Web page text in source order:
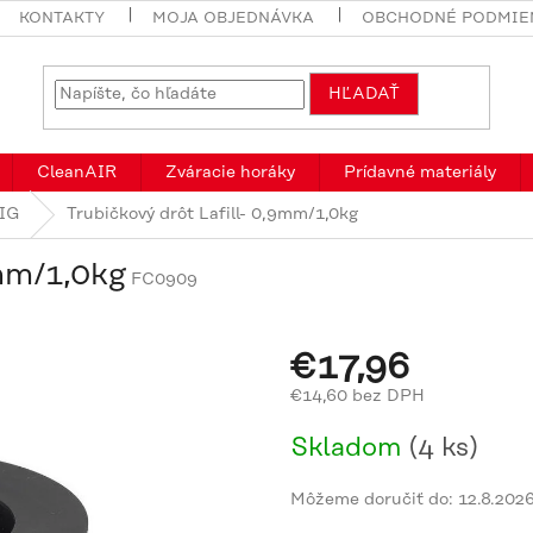
KONTAKTY MOJA OBJEDNÁVKA OBCHODNÉ
HĽADAŤ
CleanAIR Zváracie horáky Prídavné materiály
Trubičkový drôt Lafill- 0,9mm/1,0kg
1,0kg FC0909
€17,96
€14,60 bez DPH
cena:
Skladom (4 ks)
Môžeme doručiť do: 12.8.2026